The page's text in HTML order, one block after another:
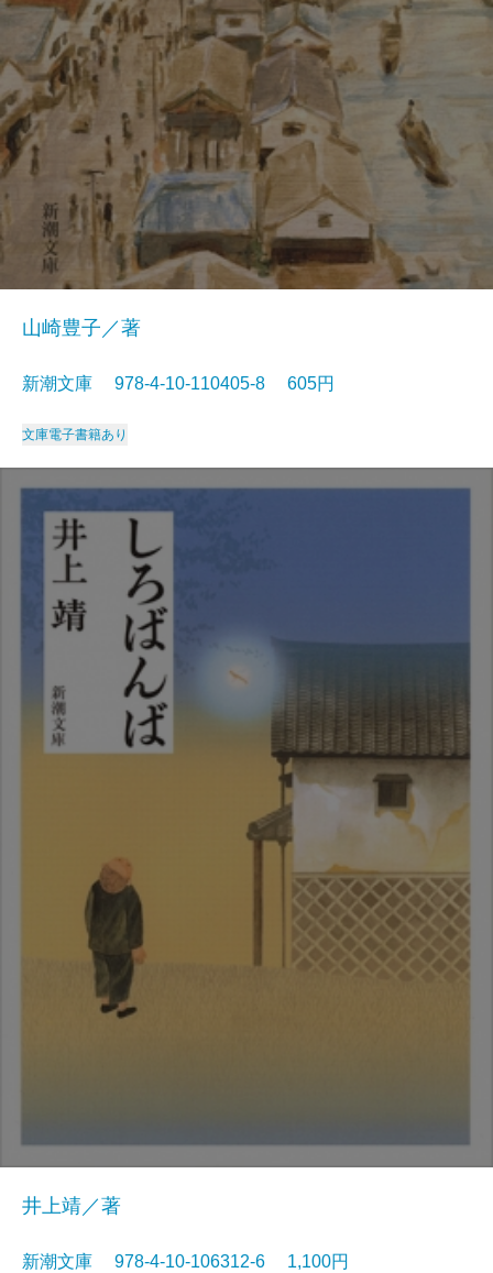
山崎豊子／著
新潮文庫 978-4-10-110405-8 605円
文庫電子書籍あり
井上靖／著
新潮文庫 978-4-10-106312-6 1,100円